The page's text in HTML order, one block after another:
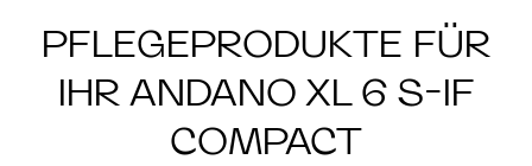
PFLEGEPRODUKTE FÜR
IHR ANDANO XL 6 S-IF
COMPACT